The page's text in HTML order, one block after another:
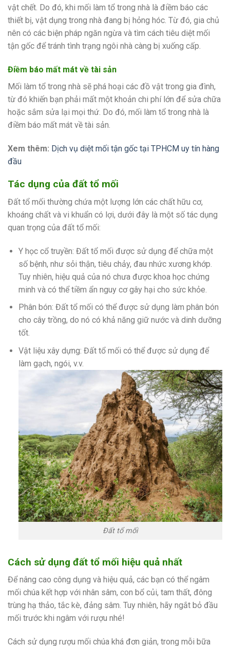
vật chết. Do đó, khi mối làm tổ trong nhà là điềm báo các
thiết bị, vật dụng trong nhà đang bị hỏng hóc. Từ đó, gia chủ
nên có các biện pháp ngăn ngừa và tìm cách tiêu diệt mối
tận gốc để tránh tình trạng ngôi nhà càng bị xuống cấp.
Điềm báo mất mát về tài sản
Mối làm tổ trong nhà sẽ phá hoại các đồ vật trong gia đình,
từ đó khiến bạn phải mất một khoản chi phí lớn để sửa chữa
hoặc sắm sửa lại mọi thứ. Do đó, mối làm tổ trong nhà là
điềm báo mất mát về tài sản.
Xem thêm: Dịch vụ diệt mối tận gốc tại TPHCM uy tín hàng
đầu
Tác dụng của đất tổ mối
Đất tổ mối thường chứa một lượng lớn các chất hữu cơ,
khoáng chất và vi khuẩn có lợi, dưới đây là một số tác dụng
quan trọng của đất tổ mối:
Y học cổ truyền: Đất tổ mối được sử dụng để chữa một
số bệnh, như sỏi thận, tiêu chảy, đau nhức xương khớp.
Tuy nhiên, hiệu quả của nó chưa được khoa học chứng
minh và có thể tiềm ẩn nguy cơ gây hại cho sức khỏe.
Phân bón: Đất tổ mối có thể được sử dụng làm phân bón
cho cây trồng, do nó có khả năng giữ nước và dinh dưỡng
tốt.
Vật liệu xây dựng: Đất tổ mối có thể được sử dụng để
làm gạch, ngói, v.v.
Đất tổ mối
Cách sử dụng đất tổ mối hiệu quả nhất
Để nâng cao công dụng và hiệu quả, các bạn có thể ngâm
mối chúa kết hợp với nhân sâm, con bổ củi, tam thất, đông
trùng hạ thảo, tắc kè, đảng sâm. Tuy nhiên, hãy ngắt bỏ đầu
mối trước khi ngâm với rượu nhé!
Cách sử dụng rượu mối chúa khá đơn giản, trong mỗi bữa